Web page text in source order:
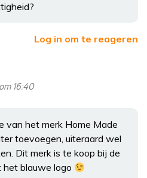
Log in om te reageren
16:40
van het merk Home Made
toevoegen, uiteraard wel
Dit merk is te koop bij de
het blauwe logo